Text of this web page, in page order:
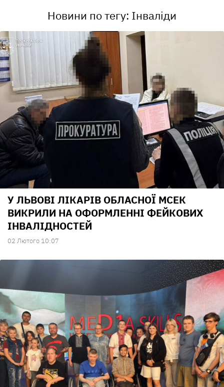
Новини по тегу: Інваліди
У ЛЬВОВІ ЛІКАРІВ ОБЛАСНОЇ МСЕК
ВИКРИЛИ НА ОФОРМЛЕННІ ФЕЙКОВИХ
ІНВАЛІДНОСТЕЙ
02 Лютого 10:07